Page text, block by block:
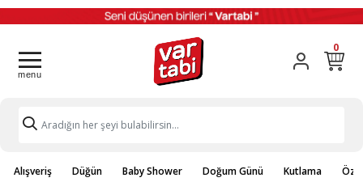
0
Alışveriş Düğün Baby Shower Doğum Günü Kutlama